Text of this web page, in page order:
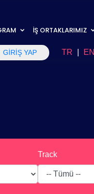
İŞ ORTAKLARIMIZ
GİRİŞ YAP TR EN
Track